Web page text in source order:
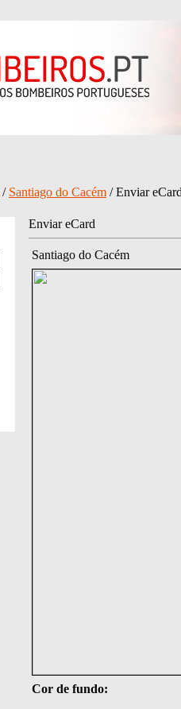
/ Santiago do Cacém / Enviar
Enviar eCard
Santiago do Cacém
Cor de fundo: